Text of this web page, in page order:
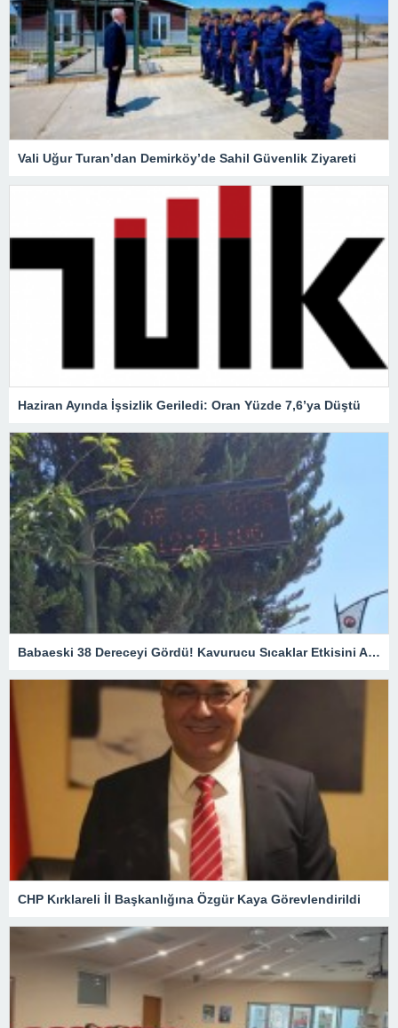
Vali Uğur Turan’dan Demirköy’de Sahil Güvenlik Ziyareti
Haziran Ayında İşsizlik Geriledi: Oran Yüzde 7,6’ya Düştü
Babaeski 38 Dereceyi Gördü! Kavurucu Sıcaklar Etkisini Artırıyor
CHP Kırklareli İl Başkanlığına Özgür Kaya Görevlendirildi